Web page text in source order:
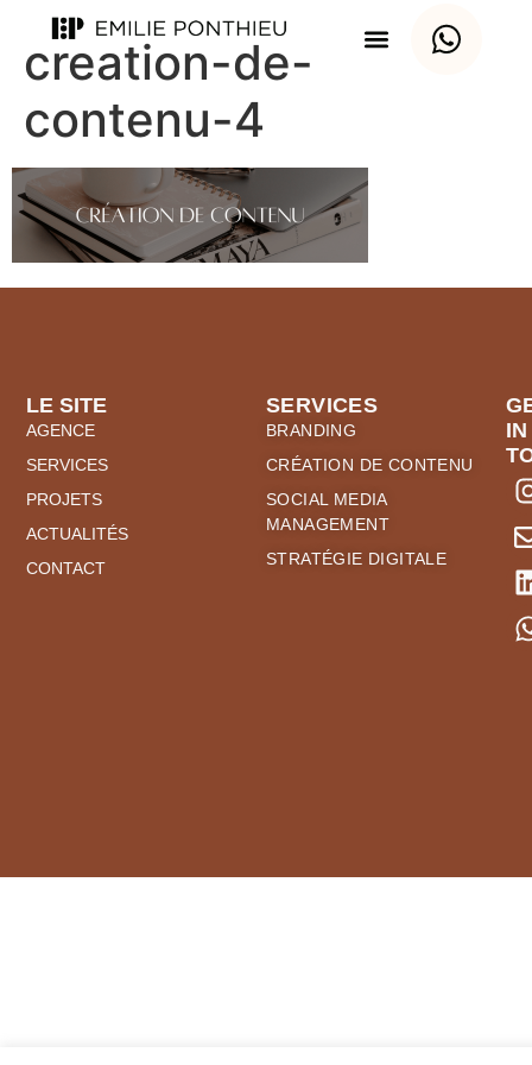
creation-de-
contenu-4
SERVICES
BRANDING
CRÉATION DE CONTENU
SOCIAL MEDIA
MANAGEMENT
STRATÉGIE DIGITALE
LE SITE
AGENCE
SERVICES
PROJETS
ACTUALITÉS
CONTACT
IN